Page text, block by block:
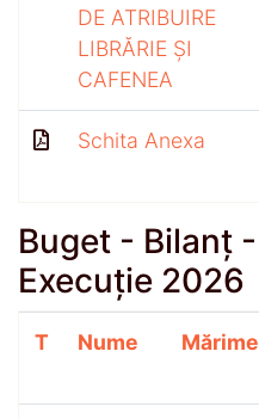
DE ATRIBUIRE
LIBRĂRIE ȘI
CAFENEA
Schita Anexa
Buget - Bilanț -
Execuție 2026
T Nume Mărime